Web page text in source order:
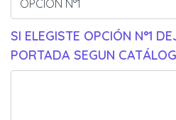
SI ELEGISTE OPCIÓN N°1
PORTADA SEGUN